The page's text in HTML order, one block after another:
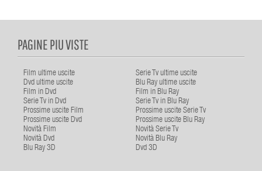
PAGINE PIU VISTE
Film ultime uscite
Serie Tv ultime uscite
Dvd ultime uscite
Blu Ray ultime uscite
Film in Dvd
Film in Blu Ray
Serie Tv in Dvd
Serie Tv in Blu Ray
Prossime uscite Film
Prossime uscite Serie Tv
Prossime uscite Dvd
Prossime uscite Blu Ray
Novità Film
Novità Serie Tv
Novità Dvd
Novità Blu Ray
Blu Ray 3D
Dvd 3D